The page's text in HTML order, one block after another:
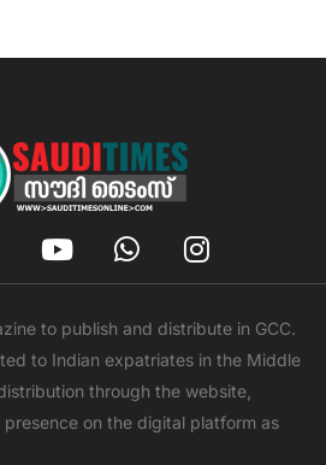
Y
o
u
t
u
b
e
W
h
a
t
s
a
p
p
I
n
s
t
a
g
r
a
to publish and distribute in GCC.
to Indian expatriates in the Middle
through the website,
presence on the digital platform as